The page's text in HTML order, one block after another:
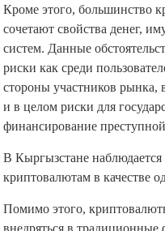
Кроме этого, большинство
сочетают свойства денег,
систем. Данные
риски как среди
стороны участников рынка,
и в целом риски для
финансирование
В Кыргызстане наблюдается
криптовалютам в качестве
Помимо этого,
внедряться в